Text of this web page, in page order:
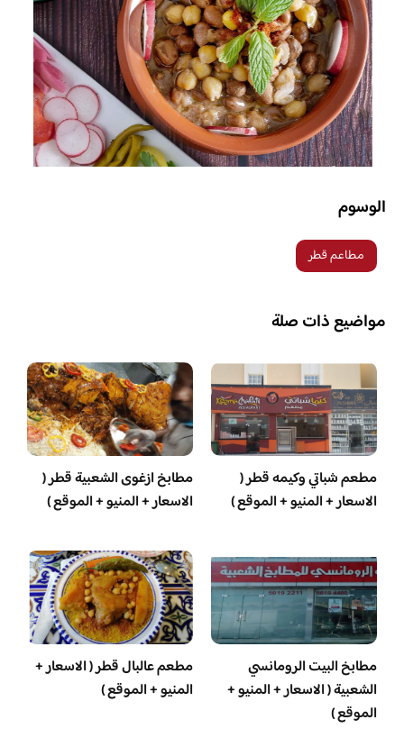
الوسوم
مطاعم قطر
مواضيع ذات صلة
مطعم شباتي وكيمه قطر (
الاسعار + المنيو + الموقع )
مطابخ ازغوى الشعبية قطر (
الاسعار + المنيو + الموقع )
مطابخ البيت الرومانسي
الشعبية ( الاسعار + المنيو +
الموقع )
مطعم عالبال قطر ( الاسعار +
المنيو + الموقع )